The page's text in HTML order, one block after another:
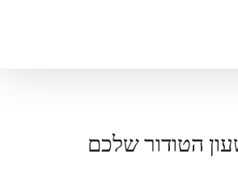
הטודור שלכם